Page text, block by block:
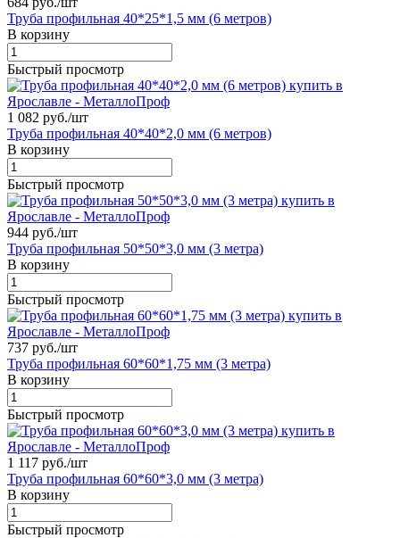
Труба профильная 40*25*1,5 мм (6 метров)
В корзину
Быстрый просмотр
1 082 руб./шт
Труба профильная 40*40*2,0 мм (6 метров)
В корзину
Быстрый просмотр
944 руб./шт
Труба профильная 50*50*3,0 мм (3 метра)
В корзину
Быстрый просмотр
737 руб./шт
Труба профильная 60*60*1,75 мм (3 метра)
В корзину
Быстрый просмотр
1 117 руб./шт
Труба профильная 60*60*3,0 мм (3 метра)
В корзину
Быстрый просмотр